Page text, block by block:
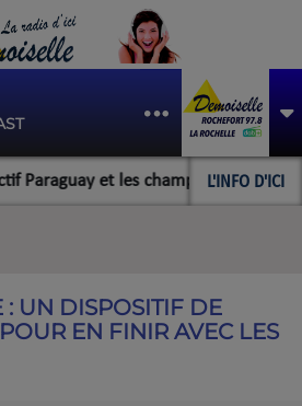
L'INFO D'ICI
Paraguay et les championnats du
: UN DISPOSITIF DE
EN FINIR AVEC LES